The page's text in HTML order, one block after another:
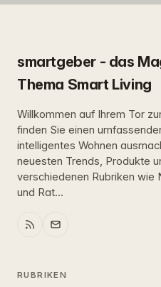
smartgeber - das
Thema Smart Living
Willkommen auf Ihrem Tor
finden Sie einen
intelligentes Wohnen
neuesten Trends, Produkte
verschiedenen Rubriken wie
und Rat...
RUBRIKEN